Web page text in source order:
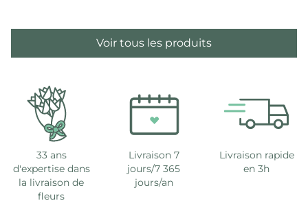
Voir tous les produits
33 ans
d'expertise dans
la livraison de
fleurs
Livraison 7
jours/7 365
jours/an
Livraison rapide
en 3h